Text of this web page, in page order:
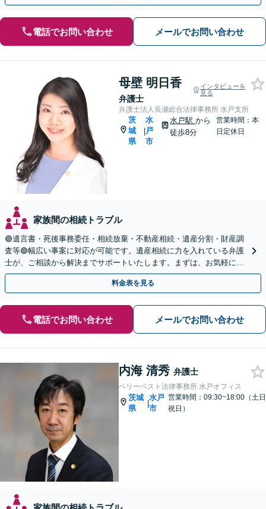
電話でお問い合わせ メールでお問い合わせ
母壁 明日香
弁護士
インタビューを
見る
弁護士法人長瀬総合法律事務所 水戸支所
茨
城
県
|
水
戸
市
水戸駅から
徒歩8分
営業時間：本
日定休日
家族間の相続トラブル
🟢遺言書・死後事務委任・相続放棄・不動産相続・遺産分割・財産調
査等🟢幅広い事案に対応が可能です。遺産相続に力を入れている弁護
士が、ご相談から解決までサポートいたします。まずは、お気軽にお
問い合わせください。◤完全予約制・初回相談料無料◢
料金表を見る
電話でお問い合わせ メールでお問い合わせ
内海 清秀 弁護士
ベリーベスト法律事務所 水戸オフィス
茨城
県
|
水戸
市
営業時間：09:30~18:00（土日
祝日）